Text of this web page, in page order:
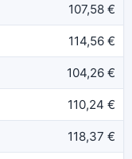
107,58 €
114,56 €
104,26 €
110,24 €
118,37 €